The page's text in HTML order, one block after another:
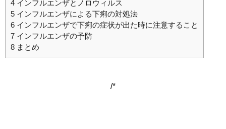
4 インフルエンザとノロウィルス
5 インフルエンザによる下痢の対処法
6 インフルエンザで下痢の症状が出た時に注意すること
7 インフルエンザの予防
8 まとめ
/*